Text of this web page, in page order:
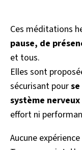
Ces méditations
pause, de
et tous.
Elles sont
sécurisant pour
système
effort ni
Aucune